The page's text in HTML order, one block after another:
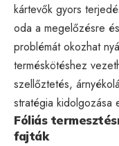
kártevők gyors
oda a megelőzésre
problémát okozhat
terméskötéshez
szellőztetés,
stratégia kidolgozása
Fóliás
fajták